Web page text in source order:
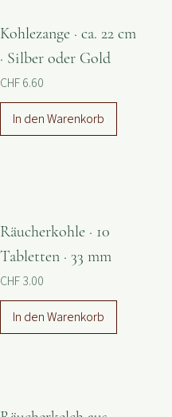
Kohlezange · ca. 22 cm
· Silber oder Gold
Preis
CHF 6.60
Räucherkohle · 10
Tabletten · 33 mm
Preis
CHF 3.00